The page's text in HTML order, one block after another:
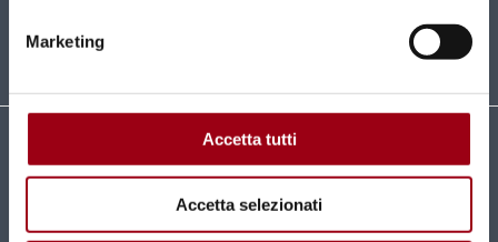
Marketing
Accetta tutti
Accetta selezionati
Centro di Ateneo per i Diritti Umani "Antonio
Papisca"